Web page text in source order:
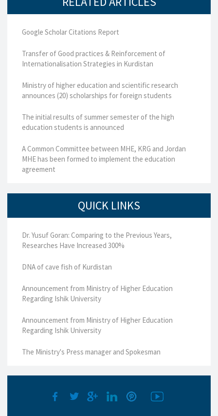
Google Scholar Citations Report
Transfer of Good practices & Reinforcement of
Internationalisation Strategies in Kurdistan
Ministry of higher education and scientific research
announces (20) scholarships for foreign students
The initial results of summer semester of the high
education students is announced
A Common Committee between MHE, KRG and Jordan
MHE has been formed to implement the education
agreement
QUICK LINKS
Dr. Yusuf Goran: Comparing to the Previous Years,
Researches Have Increased 300%
DNA of cave fish of Kurdistan
Announcement from Ministry of Higher Education
Regarding Ishik University
Announcement from Ministry of Higher Education
Regarding Ishik University
The Ministry's Press manager and Spokesman